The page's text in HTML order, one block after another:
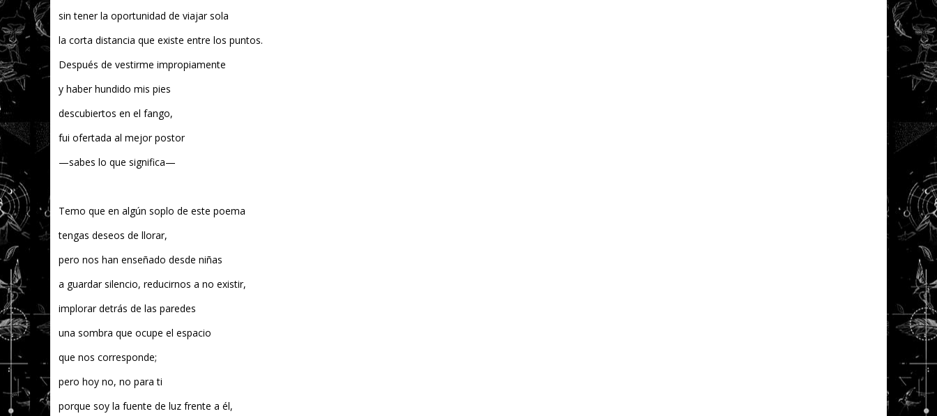
sin tener la oportunidad de viajar sola
la corta distancia que existe entre los puntos.
Después de vestirme impropiamente
y haber hundido mis pies
descubiertos en el fango,
fui ofertada al mejor postor
—sabes lo que significa—
Temo que en algún soplo de este poema
tengas deseos de llorar,
pero nos han enseñado desde niñas
a guardar silencio, reducirnos a no existir,
implorar detrás de las paredes
una sombra que ocupe el espacio
que nos corresponde;
pero hoy no, no para ti
porque soy la fuente de luz frente a él,